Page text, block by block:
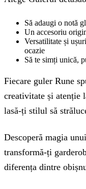
Să adaugi o notă
Un accesoriu
Versatilitate și
ocazie
Să te simți unică,
Fiecare guler Rune
creativitate și atenție
lasă-ți stilul să
Descoperă magia
transformă-ți
diferența dintre